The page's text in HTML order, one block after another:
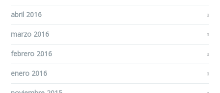
abril 2016
marzo 2016
febrero 2016
enero 2016